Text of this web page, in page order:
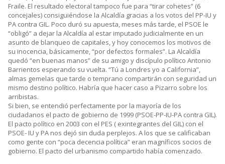
Fraile. El resultado electoral tampoco fue para “tirar cohetes” (6
concejales) consiguiéndose la Alcaldía gracias a los votos del PP-IU y
PA contra GIL. Poco duró su apuesta, meses más tarde, el PSOE le
“obligó” a dejar la Alcaldía al estar imputado judicialmente en un
asunto de blanqueo de capitales, y hoy conocemos los motivos de
su inocencia, básicamente, “por defectos formales”. La Alcaldía
quedó “en buenas manos” de su amigo y discípulo político Antonio
Barrientos esperando su vuelta. “Tú a Londres yo a California”,
almas gemelas que tarde o temprano compartirán con seguridad un
mismo destino político. Habría que hacer caso a Pizarro sobre los
arribistas.
Si bien, se entendió perfectamente por la mayoría de los
ciudadanos el pacto de gobierno de 1999 (PSOE-PP-IU-PA contra GIL).
El pacto político en 2003 con el PES ( exintegrantes del GIL) con el
PSOE- IU y PA nos dejó sin duda perplejos. A los que se calificaban
como gente con “poca decencia política” eran magníficos socios de
gobierno. El pacto del urbanismo compartido había comenzado.